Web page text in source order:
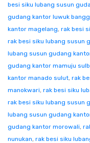
besi siku lubang susun
gudang kantor luwuk
kantor magelang, rak besi
rak besi siku lubang susun
lubang susun gudang
gudang kantor mamuju
kantor manado sulut, rak
manokwari, rak besi siku
rak besi siku lubang susun
lubang susun gudang
gudang kantor morowali,
nunukan, rak besi siku